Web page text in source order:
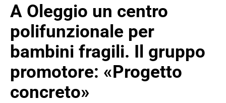
A Oleggio un centro
polifunzionale per
bambini fragili. Il gruppo
promotore: «Progetto
concreto»